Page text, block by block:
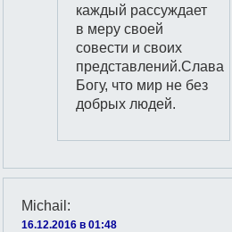
каждый рассуждает
в меру своей
совести и своих
представлений.Слава
Богу, что мир не без
добрых людей.
Michail :
16.12.2016 в 01:48